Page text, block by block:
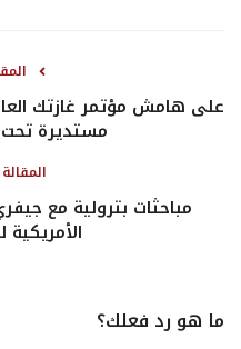
على هامش مؤتمر غازتك
مستديرة
مباحثات بترولية مع
الأمريكية
ما هو رد فعلك؟